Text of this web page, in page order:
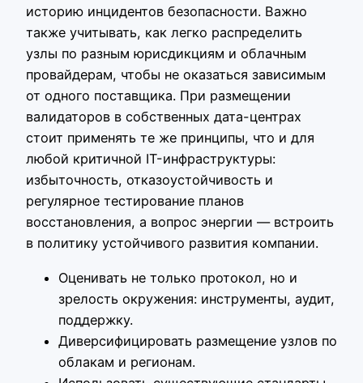
историю инцидентов безопасности. Важно
также учитывать, как легко распределить
узлы по разным юрисдикциям и облачным
провайдерам, чтобы не оказаться зависимым
от одного поставщика. При размещении
валидаторов в собственных дата-центрах
стоит применять те же принципы, что и для
любой критичной IT-инфраструктуры:
избыточность, отказоустойчивость и
регулярное тестирование планов
восстановления, а вопрос энергии — встроить
в политику устойчивого развития компании.
Оценивать не только протокол, но и
зрелость окружения: инструменты, аудит,
поддержку.
Диверсифицировать размещение узлов по
облакам и регионам.